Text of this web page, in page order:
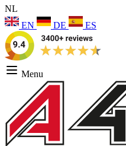
NL
EN
DE ES
Menu